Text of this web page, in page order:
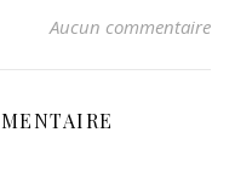
Aucun commentaire